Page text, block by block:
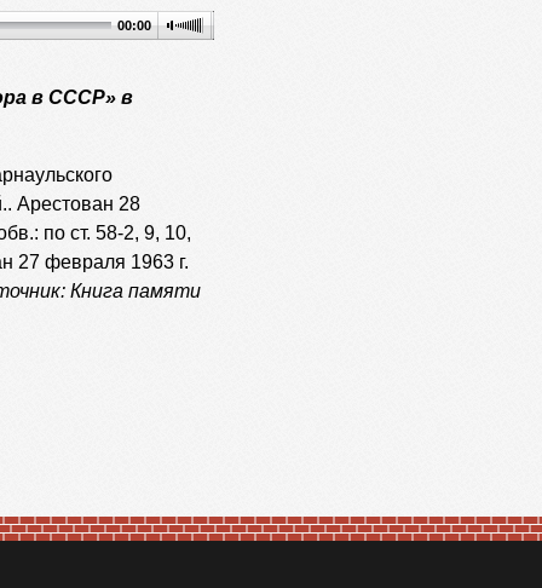
00:00
в СССР» в
Арестован 28
по ст. 58-2, 9, 10,
27 февраля 1963 г.
Книга памяти